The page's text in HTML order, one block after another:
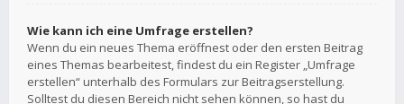
Wie kann ich eine Umfrage erstellen?
Wenn du ein neues Thema eröffnest oder den ersten Beitrag
eines Themas bearbeitest, findest du ein Register „Umfrage
erstellen“ unterhalb des Formulars zur Beitragserstellung.
Solltest du diesen Bereich nicht sehen können, so hast du